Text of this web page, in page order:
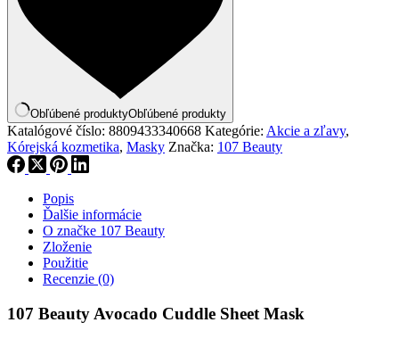
Obľúbené produktyObľúbené produkty
Katalógové číslo: 8809433340668 Kategórie: Akcie a zľavy,
Kórejská kozmetika, Masky Značka: 107 Beauty
Popis
Ďalšie informácie
O značke 107 Beauty
Zloženie
Použitie
Recenzie (0)
107 Beauty Avocado Cuddle Sheet Mask